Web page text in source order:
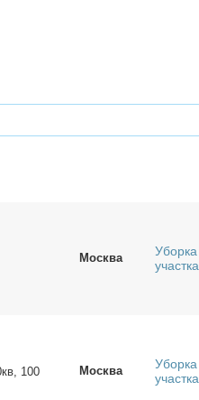
Москва
Уборка
участка
100
Москва
Уборка
участка